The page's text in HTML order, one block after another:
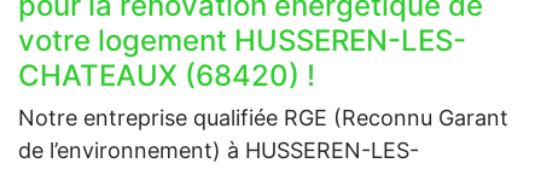
votre logement HUSSEREN-LES-
CHATEAUX (68420) !
Notre entreprise qualifiée RGE (Reconnu Garant
de l’environnement) à HUSSEREN-LES-